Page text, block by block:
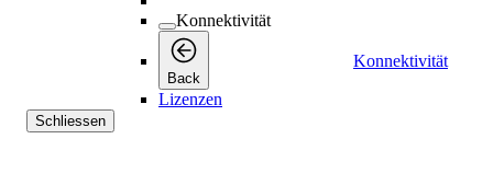
Konnektivität
Back
Konnektivität
Lizenzen
Schliessen